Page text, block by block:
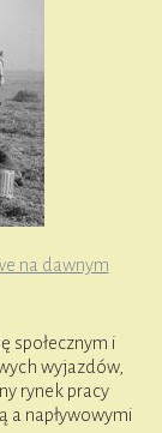
na dawnym
społecznym i
wyjazdów,
rynek pracy
a napływowymi